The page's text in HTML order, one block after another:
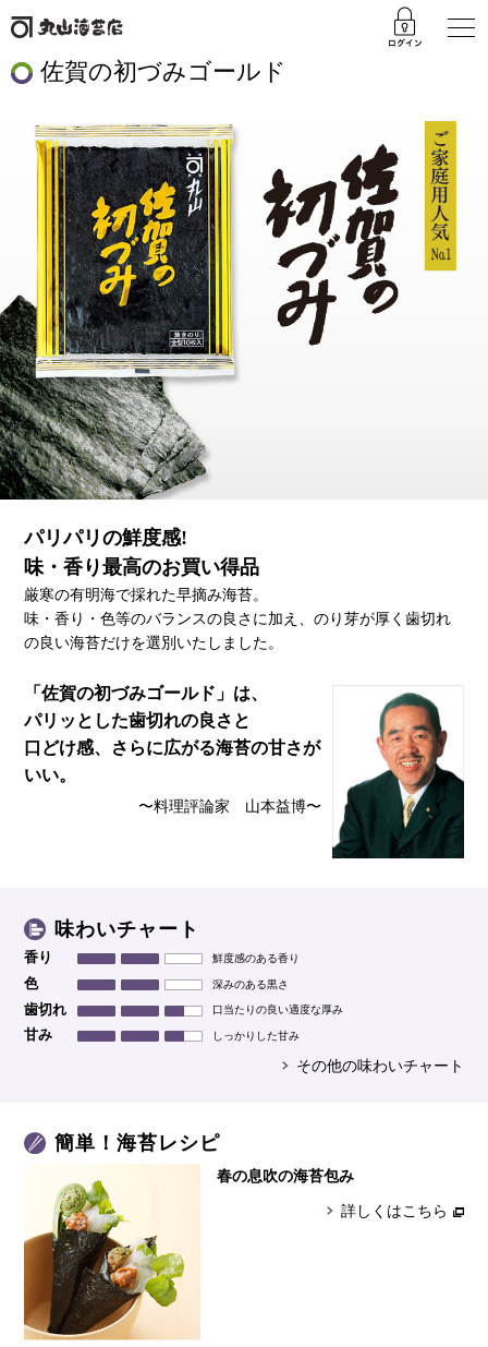
佐賀の初づみゴールド
パリパリの鮮度感!
味・香り最高のお買い得品
厳寒の有明海で採れた早摘み海苔。
味・香り・色等のバランスの良さに加え、のり芽が厚く歯切れ
の良い海苔だけを選別いたしました。
「佐賀の初づみゴールド」は、
パリッとした歯切れの良さと
口どけ感、 さらに広がる海苔の甘さが
いい。
〜料理評論家 山本益博〜
味わいチャート
香り 鮮度感のある香り
色 深みのある黒さ
歯切れ 口当たりの良い適度な厚み
甘み しっかりした甘み
その他の味わいチャート
簡単！海苔レシピ
春の息吹の海苔包み
詳しくはこちら